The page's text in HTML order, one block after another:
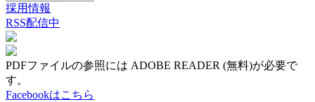
テ
ゴ
リ
ー
採用情報
RSS配信中
PDFファイルの参照には ADOBE READER (無料)が必要で
す。
Facebookはこちら